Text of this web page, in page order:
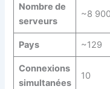
Nombre de
serveurs
~8
Pays ~129
Connexions
simultanées
10